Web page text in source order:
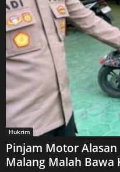
Hukrim
Pinjam Motor
Malang Malah Bawa